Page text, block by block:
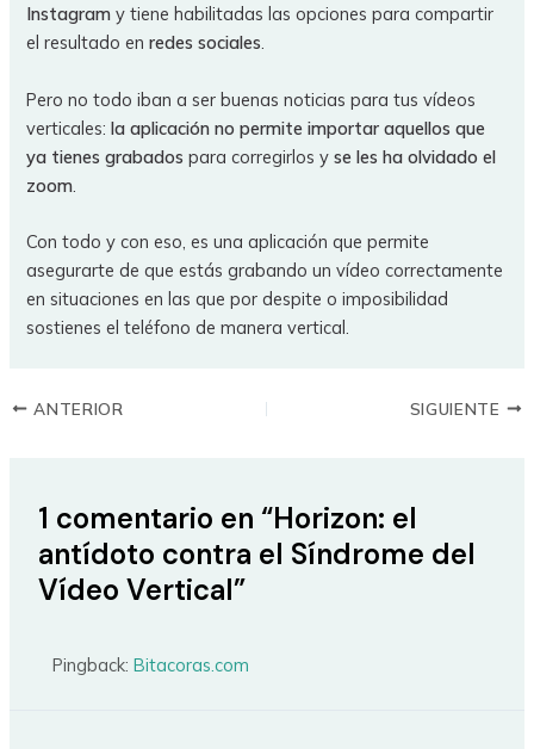
Instagram y tiene habilitadas las opciones para compartir
el resultado enredes sociales.
Pero no todo iban a ser buenas noticias para tus vídeos
verticales:la aplicación no permite importar aquellos que
ya tienes grabados para corregirlos y se les ha olvidado el
zoom
Con todo y con eso, es una aplicación que permite
asegurarte de que estás grabando un vídeo correctamente
en situaciones en las que por despite o imposibilidad
sostienes el teléfono de manera vertical.
ANTERIOR SIGUIENTE
1 comentario en “Horizon: el
antídoto contra el Síndrome del
Vídeo Vertical”
Pingback:Bitacoras.com